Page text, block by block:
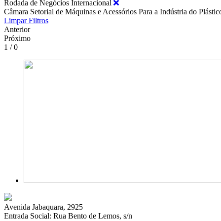
Rodada de Negócios Internacional
Câmara Setorial de Máquinas e Acessórios Para a Indústria do
Limpar Filtros
Anterior
Próximo
1 / 0
Avenida Jabaquara, 2925
Entrada Social: Rua Bento de Lemos, s/n